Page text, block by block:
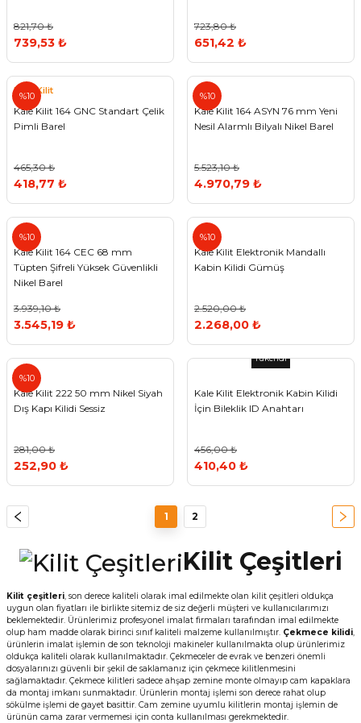
821,70 ₺
739,53 ₺
723,80 ₺
651,42 ₺
%10
Kale Kilit
Kale Kilit 164 GNC Standart Çelik
Pimli Barel
465,30 ₺
418,77 ₺
%10
Kale Kilit 164 ASYN 76 mm Yeni
Nesil Alarmlı Bilyalı Nikel Barel
5.523,10 ₺
4.970,79 ₺
%10
Kale Kilit 164 CEC 68 mm
Tüpten Şifreli Yüksek Güvenlikli
Nikel Barel
3.939,10 ₺
3.545,19 ₺
%10
Kale Kilit Elektronik Mandallı
Kabin Kilidi Gümüş
2.520,00 ₺
2.268,00 ₺
%10
Kale
Kale Kilit 222 50 mm Nikel Siyah
Dış Kapı Kilidi Sessiz
281,00 ₺
252,90 ₺
Tükendi
Kale Kilit Elektronik Kabin Kilidi
İçin Bileklik ID Anahtarı
456,00 ₺
410,40 ₺
1 2
Kilit Çeşitleri
Kilit çeşitleri, son derece kaliteli olarak imal edilmekte olan kilit çeşitleri oldukça
uygun olan fiyatları ile birlikte sitemiz de siz değerli müşteri ve kullanıcılarımızı
beklemektedir. Ürünlerimiz profesyonel imalat firmaları tarafından imal edilmekte
olup ham madde olarak birinci sınıf kaliteli malzeme kullanılmıştır. Çekmece kilidi,
ürünlerin imalat işlemin de son teknoloji makineler kullanılmakta olup ürünlerimiz
oldukça kaliteli olarak kullanılmaktadır. Çekmeceler de evrak ve benzeri önemli
dosyalarınızı güvenli bir şekil de saklamanız için çekmece kilitlenmesini
sağlamaktadır. Çekmece kilitleri sadece ahşap zemine monte olmayıp cam kapaklara
da montaj imkanı sunmaktadır. Ürünlerin montaj işlemi son derece rahat olup
sökülme işlemi de gayet basittir. Cam zemine uyumlu kilitlerin montaj işlemin de
ürünün cama zarar vermemesi için conta kullanılması gerekmektedir.